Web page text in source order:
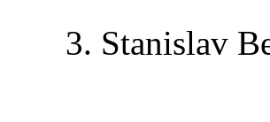
3. Stanislav